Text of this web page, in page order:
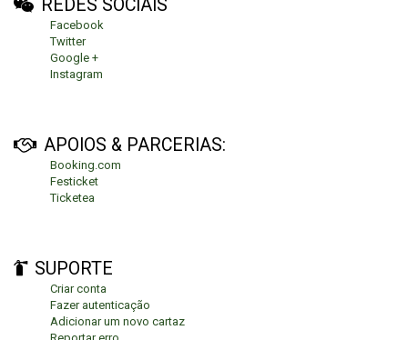
REDES SOCIAIS
Facebook
Twitter
Google +
Instagram
APOIOS & PARCERIAS:
Booking.com
Festicket
Ticketea
SUPORTE
Criar conta
Fazer autenticação
Adicionar um novo cartaz